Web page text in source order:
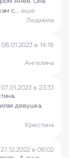
с... еще
Людмила
08.01.2023 в 14:18
Ангелина
07.01.2023 в 23:33
девушка.
Крестина
27.12.2022 в 06:02